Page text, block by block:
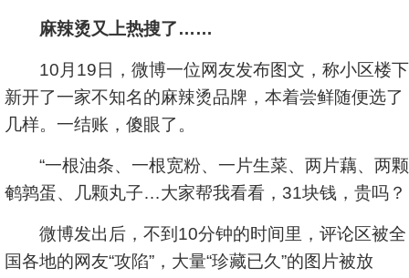
麻辣烫又上热搜了……
10月19日，微博一位网友发布图文，称小区楼下
新开了一家不知名的麻辣烫品牌，本着尝鲜随便选了
几样。一结账，傻眼了。
“一根油条、一根宽粉、一片生菜、两片藕、两颗
鹌鹑蛋、几颗丸子…大家帮我看看，31块钱，贵吗？
微博发出后，不到10分钟的时间里，评论区被全
国各地的网友“攻陷”，大量“珍藏已久”的图片被放